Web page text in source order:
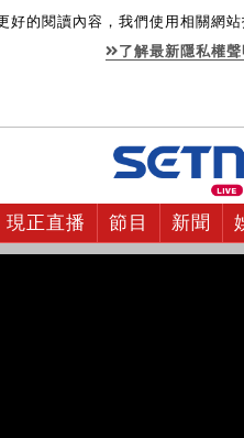
好的閱讀內容，我們使用相關網
了解最新隱私權聲
現正直播 節目 新聞